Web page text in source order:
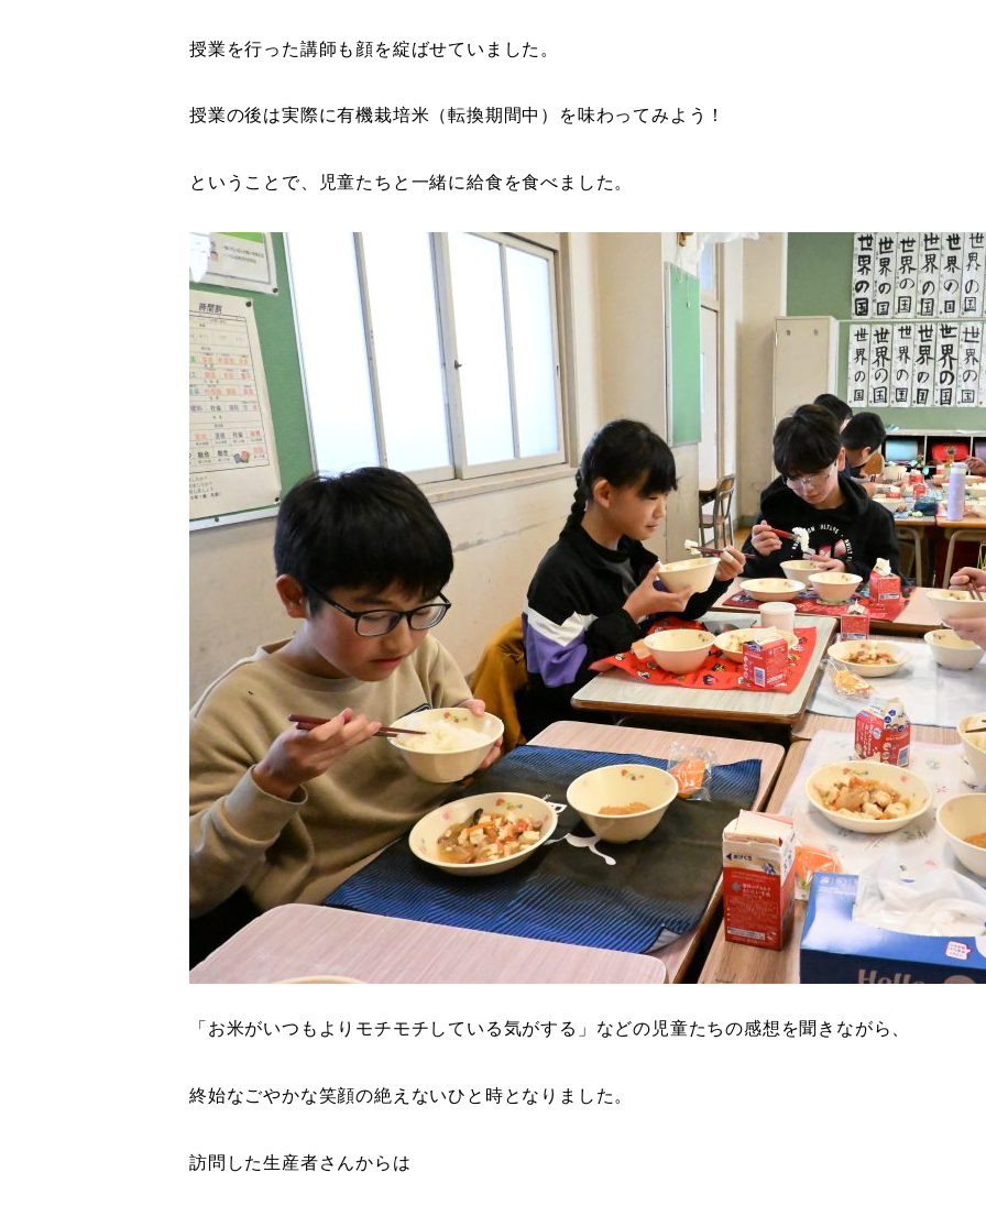
授業を行った講師も顔を綻ばせていました。
授業の後は実際に有機栽培米（転換期間中）を味わってみよう！
ということで、児童たちと一緒に給食を食べました。
「お米がいつもよりモチモチしている気がする」などの児童たちの感想を聞きながら、
終始なごやかな笑顔の絶えないひと時となりました。
訪問した生産者さんからは